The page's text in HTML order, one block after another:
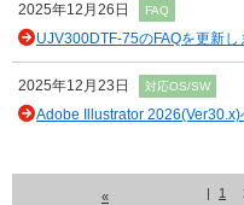
2025年12月26日 FAQ
UJV300DTF-75のFAQを更新し
2025年12月23日 対応OS/SW
Adobe Illustrator
« | 1